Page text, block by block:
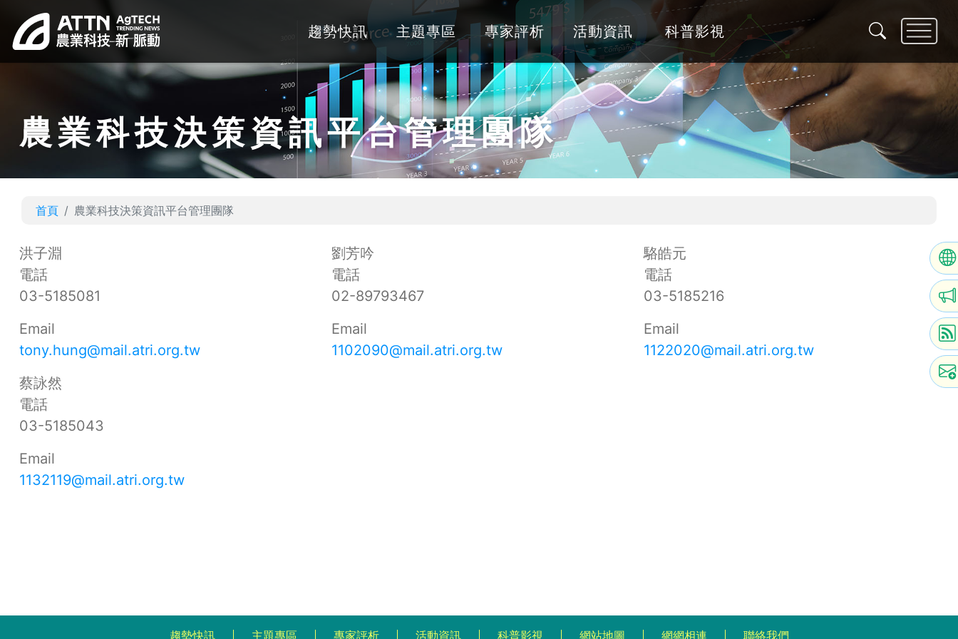
趨勢快訊 主題專區 專家評析 活動資訊 科普影視
農業科技決策資訊平台管理團隊
首頁 農業科技決策資訊平台管理團隊
洪子淵
電話
03-5185081
Email
tony.hung@mail.atri.org.tw
劉芳吟
電話
02-89793467
Email
1102090@mail.atri.org.tw
駱皓元
電話
03-5185216
Email
1122020@mail.atri.org.tw
蔡詠然
電話
03-5185043
Email
1132119@mail.atri.org.tw
趨勢快訊 主題專區 專家評析 活動資訊 科普影視 網站地圖 網網相連 聯絡我們